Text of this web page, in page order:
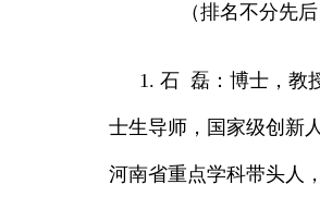
（排名不分先后
1. 石 磊：博士，教
士生导师，国家级创新
河南省重点学科带头人